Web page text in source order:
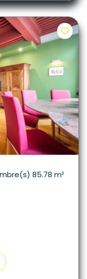
Appartement 3 pièce(s) 1 chambre(s) 85.78 m²